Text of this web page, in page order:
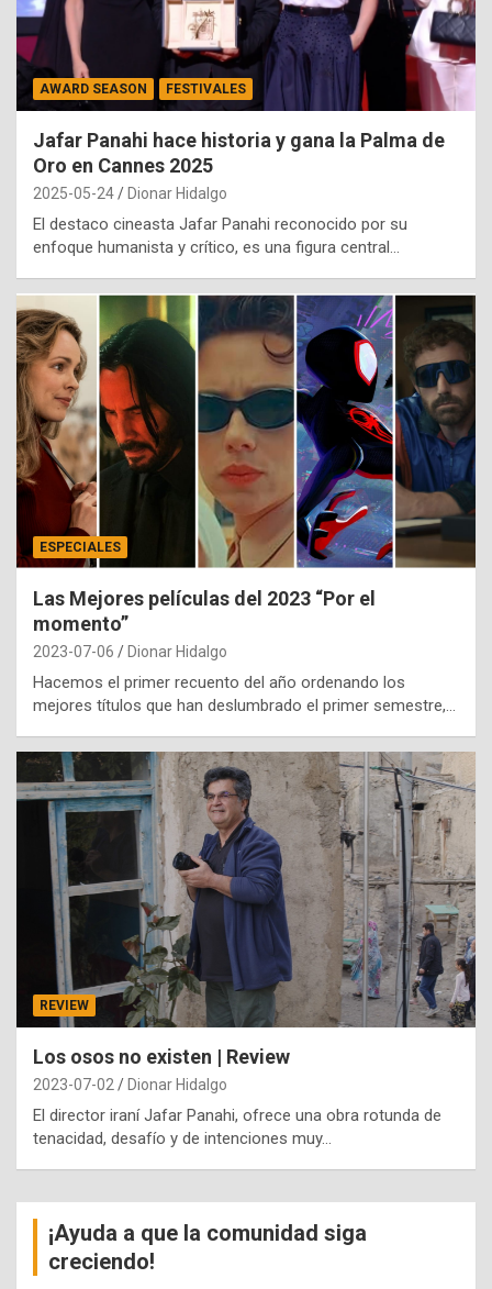
AWARD SEASON FESTIVALES
Jafar Panahi hace historia y gana la Palma de
Oro en Cannes 2025
2025-05-24 Dionar Hidalgo
El destaco cineasta Jafar Panahi reconocido por su
enfoque humanista y crítico, es una figura central…
ESPECIALES
Las Mejores películas del 2023 “Por el
momento”
2023-07-06 Dionar Hidalgo
Hacemos el primer recuento del año ordenando los
mejores títulos que han deslumbrado el primer semestre,…
REVIEW
Los osos no existen | Review
2023-07-02 Dionar Hidalgo
El director iraní Jafar Panahi, ofrece una obra rotunda de
tenacidad, desafío y de intenciones muy…
¡Ayuda a que la comunidad siga
creciendo!